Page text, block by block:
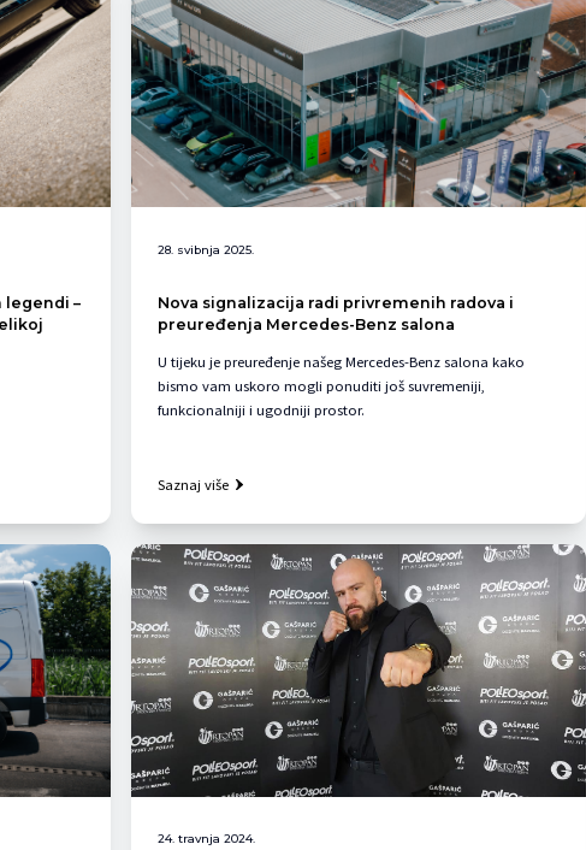
legendi –
28. svibnja 2025.
Nova signalizacija radi privremenih radova i
preuređenja Mercedes-Benz salona
U tijeku je preuređenje našeg Mercedes-Benz salona kako
bismo vam uskoro mogli ponuditi još suvremeniji,
funkcionalniji i ugodniji prostor.
Saznaj više
24. travnja 2024.